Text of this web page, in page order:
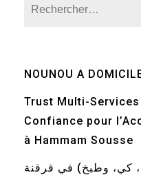
NOUNOU A
Trust Multi-
Confiance pour
à Hammam Sousse
كي، وطبخ) في قرقنة